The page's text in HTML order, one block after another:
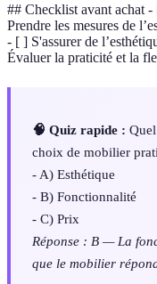
## Checklist avant achat
Prendre les mesures de
- [ ] S'assurer de
Évaluer la praticité et la
🧠 Quiz rapide :
choix de mobilier
- A) Esthétique
- B) Fonctionnalité
- C) Prix
Réponse : B — La
que le mobilier